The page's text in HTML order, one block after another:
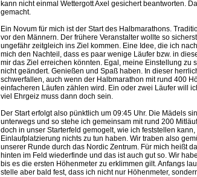
kann nicht einmal Wettergott Axel gesichert beantworten.
gemacht.
Ein Novum für mich ist der Start des Halbmarathons.
vor den Männern. Der frühere Veranstalter wollte so
ungefähr zeitgleich ins Ziel kommen. Eine Idee, die ich
mich den Nachteil, dass es paar wenige Läufer bzw. in
mir das Ziel erreichen könnten. Egal, meine Einstellung zu
nicht geändert. Genießen und Spaß haben. In dieser
schwerfallen, auch wenn der Halbmarathon mit rund 400
einfacheren Läufen zählen wird. Ein oder zwei Läufer will
viel Ehrgeiz muss dann doch sein.
Der Start erfolgt also pünktlich um 09:45 Uhr. Die Mädels
unterwegs und so stehe ich gemeinsam mit rund 200
doch in unser Starterfeld gemogelt, wie ich feststellen
Einlaufplatzierung nichts zu tun haben. Wir traben also
unserer Runde durch das Nordic Zentrum. Für mich heißt
hinten im Feld wiederfinde und das ist auch gut so. Wir
bis es die ersten Höhenmeter zu erklimmen gilt. Anfangs
stelle aber bald fest, dass ich nicht nur Höhenmeter,